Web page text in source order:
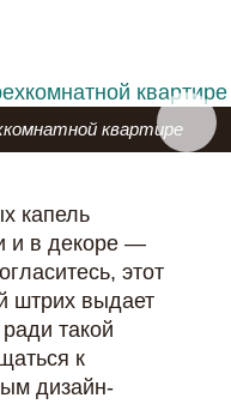
квартире
капель
и в декоре —
этот
штрих выдает
такой
к
дизайн-